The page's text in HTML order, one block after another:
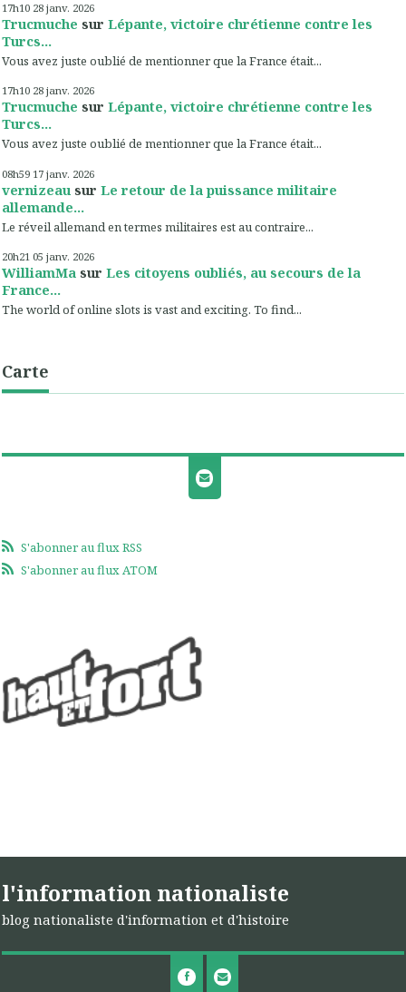
17h10 28 janv. 2026
Trucmuche sur Lépante, victoire chrétienne contre les
Turcs...
Vous avez juste oublié de mentionner que la France était...
17h10 28 janv. 2026
Trucmuche sur Lépante, victoire chrétienne contre les
Turcs...
Vous avez juste oublié de mentionner que la France était...
08h59 17 janv. 2026
vernizeau sur Le retour de la puissance militaire
allemande...
Le réveil allemand en termes militaires est au contraire...
20h21 05 janv. 2026
WilliamMa sur Les citoyens oubliés, au secours de la
France...
The world of online slots is vast and exciting. To find...
Carte
S'abonner au flux RSS
S'abonner au flux ATOM
l'information nationaliste
blog nationaliste d'information et d'histoire